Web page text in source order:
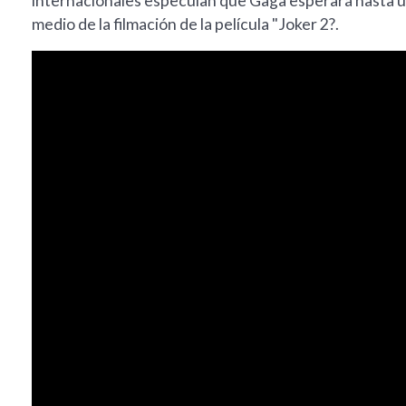
medio de la filmación de la película "Joker 2?.